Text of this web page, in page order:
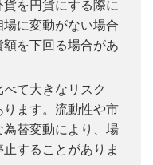
を円貨にする際に
に変動がない場合
を下回る場合があ
て大きなリスク
ります。流動性や市
替変動により、場
することがありま